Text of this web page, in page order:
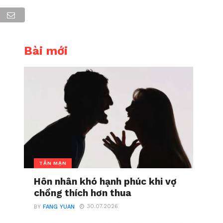
Bài mới
TẢN MẠN
Hôn nhân khó hạnh phúc khi vợ
chồng thích hơn thua
BYFANG YUAN 30.07.2026